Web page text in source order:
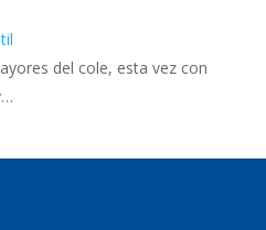
del cole, esta vez con